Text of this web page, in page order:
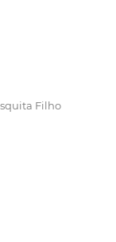
Filho